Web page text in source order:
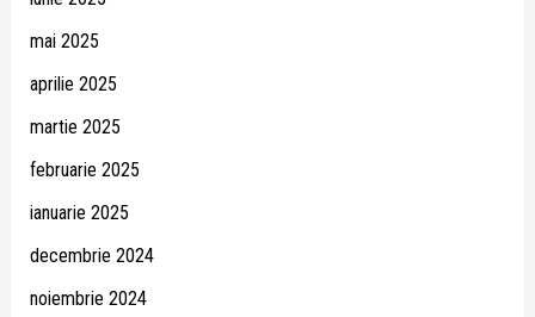
mai 2025
aprilie 2025
martie 2025
februarie 2025
ianuarie 2025
decembrie 2024
noiembrie 2024